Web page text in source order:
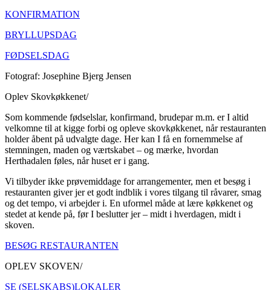
KONFIRMATION
BRYLLUPSDAG
FØDSELSDAG
Fotograf: Josephine Bjerg Jensen
Oplev Skovkøkkenet/
Som kommende fødselslar, konfirmand, brudepar m.m. er I altid
velkomne til at kigge forbi og opleve skovkøkkenet, når restauranten
holder åbent på udvalgte dage. Her kan I få en fornemmelse af
stemningen, maden og værtskabet – og mærke, hvordan
Herthadalen føles, når huset er i gang.
Vi tilbyder ikke prøvemiddage for arrangementer, men et besøg i
restauranten giver jer et godt indblik i vores tilgang til råvarer, smag
og det tempo, vi arbejder i. En uformel måde at lære køkkenet og
stedet at kende på, før I beslutter jer – midt i hverdagen, midt i
skoven.
BESØG RESTAURANTEN
OPLEV SKOVEN/
SE (SELSKABS)LOKALER